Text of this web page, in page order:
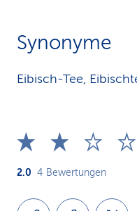
Synonyme
Eibisch-Tee,
2.0 4 Bewertungen